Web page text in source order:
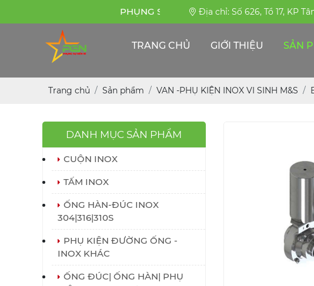
PHỤNG SỰ BỀN BỈ Địa chỉ: Số 626, Tổ 17, KP
TRANG CHỦ GIỚI THIỆU SẢN
Trang chủ Sản phẩm VAN -PHỤ KIỆN INOX VI SINH M&S
DANH MỤC SẢN PHẨM
CUỘN INOX
TẤM INOX
ỐNG HÀN-ĐÚC INOX
304|316|310S
PHỤ KIỆN ĐƯỜNG ỐNG -
INOX KHÁC
ỐNG ĐÚC| ỐNG HÀN| PHỤ